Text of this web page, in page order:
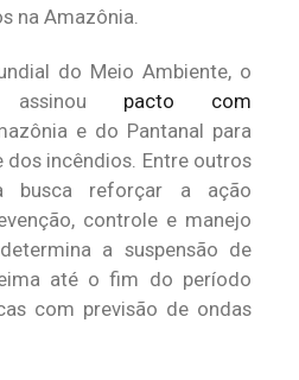
na Amazônia.
do Meio Ambiente, o
assinou pacto com
e do Pantanal para
dos incêndios. Entre outros
busca reforçar a ação
controle e manejo
a suspensão de
até o fim do período
com previsão de ondas